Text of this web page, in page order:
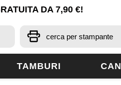
DA 7,90 €!
TAMBURI